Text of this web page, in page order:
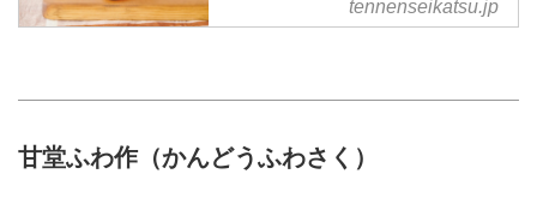
で完成するとろ～り「レモンカー
ド」のつくり方。アイスにかけた
に、自宅でもおいしく手軽につく
ました。今回紹介するのは甘さ控
り方。生地を捏ねて、重ねて捏ね
ベットがおすすめ｜手づくり
りお菓子の店「甘堂ふわ作」さん
に、自宅でもおいしく手軽につく
tennenseikatsu.jp
甘堂ふわ作（かんどうふわさく）